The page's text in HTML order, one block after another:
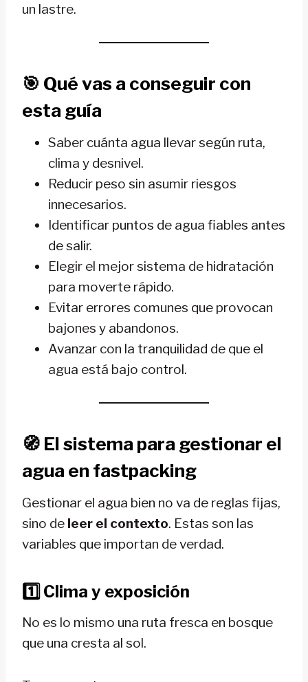
un lastre.
🎯 Qué vas a conseguir con
esta guía
Saber cuánta agua llevar según ruta,
clima y desnivel.
Reducir peso sin asumir riesgos
innecesarios.
Identificar puntos de agua fiables antes
de salir.
Elegir el mejor sistema de hidratación
para moverte rápido.
Evitar errores comunes que provocan
bajones y abandonos.
Avanzar con la tranquilidad de que el
agua está bajo control.
🧭 El sistema para gestionar el
agua en fastpacking
Gestionar el agua bien no va de reglas fijas,
sino de leer el contexto. Estas son las
variables que importan de verdad.
1️⃣ Clima y exposición
No es lo mismo una ruta fresca en bosque
que una cresta al sol.